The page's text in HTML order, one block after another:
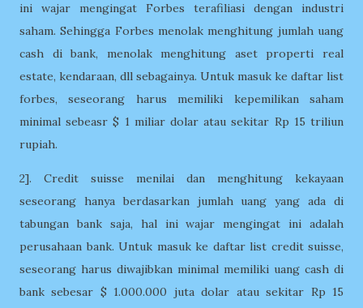
ini wajar mengingat Forbes terafiliasi dengan industri
saham. Sehingga Forbes menolak menghitung jumlah uang
cash di bank, menolak menghitung aset properti real
estate, kendaraan, dll sebagainya. Untuk masuk ke daftar list
forbes, seseorang harus memiliki kepemilikan saham
minimal sebeasr $ 1 miliar dolar atau sekitar Rp 15 triliun
rupiah.
2]. Credit suisse menilai dan menghitung kekayaan
seseorang hanya berdasarkan jumlah uang yang ada di
tabungan bank saja, hal ini wajar mengingat ini adalah
perusahaan bank. Untuk masuk ke daftar list credit suisse,
seseorang harus diwajibkan minimal memiliki uang cash di
bank sebesar $ 1.000.000 juta dolar atau sekitar Rp 15